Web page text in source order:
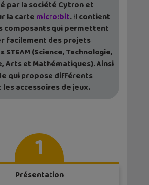
par la société Cytron et
la carte micro:bit. Il contient
composants qui permettent
facilement des projets
STEAM (Science, Technologie,
Arts et Mathématiques). Ainsi
qui propose différents
accessoires de jeux.
1
Présentation